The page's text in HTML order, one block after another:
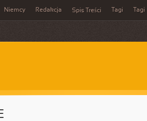
Niemcy Redakcja Spis Treści Tagi Tagi